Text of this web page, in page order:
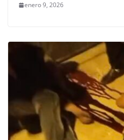
enero 9, 2026